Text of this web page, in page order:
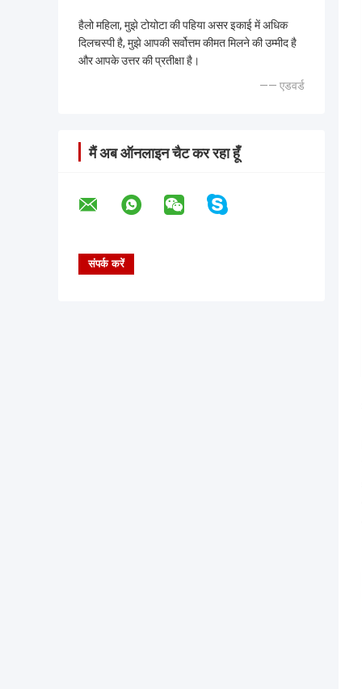
हैलो महिला, मुझे टोयोटा की पहिया असर इकाई में अधिक
दिलचस्पी है, मुझे आपकी सर्वोत्तम कीमत मिलने की उम्मीद है
और आपके उत्तर की प्रतीक्षा है।
—— एडवर्ड
मैं अब ऑनलाइन चैट कर रहा हूँ